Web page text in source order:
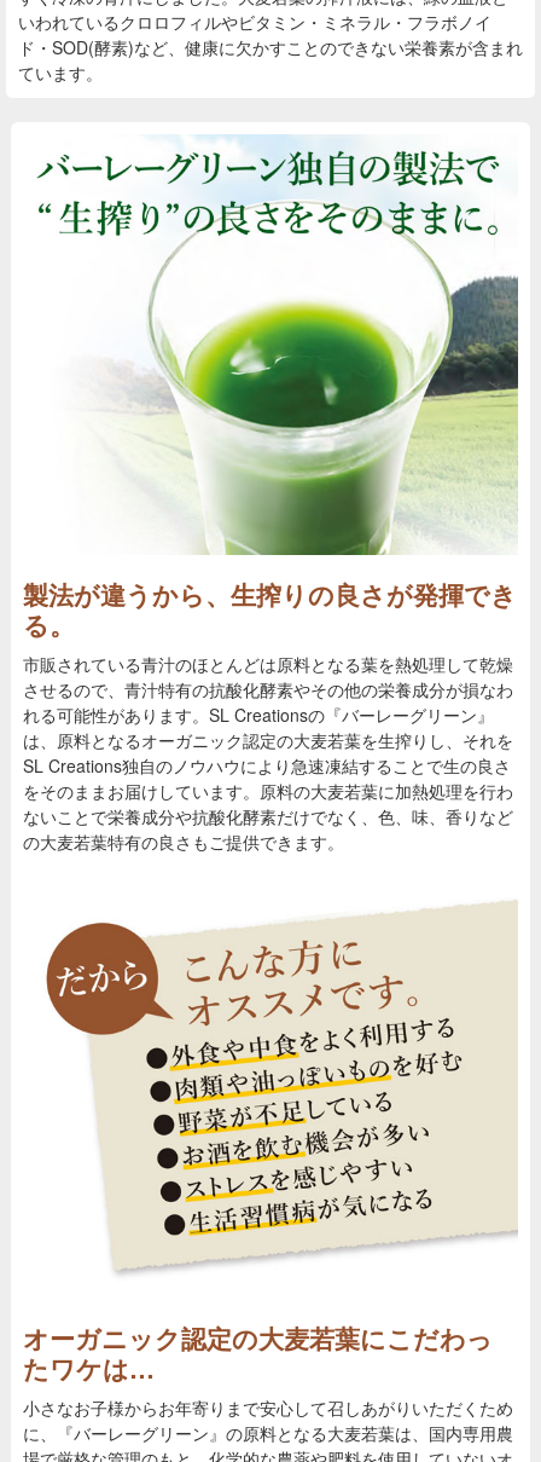
いわれているクロロフィルやビタミン・ミネラル・フラボノイ
ド・SOD(酵素)など、健康に欠かすことのできない栄養素が含まれ
ています。
製法が違うから、生搾りの良さが発揮でき
る。
市販されている青汁のほとんどは原料となる葉を熱処理して乾燥
させるので、青汁特有の抗酸化酵素やその他の栄養成分が損なわ
れる可能性があります。SL Creationsの『バーレーグリーン』
は、原料となるオーガニック認定の大麦若葉を生搾りし、それを
SL Creations独自のノウハウにより急速凍結することで生の良さ
をそのままお届けしています。原料の大麦若葉に加熱処理を行わ
ないことで栄養成分や抗酸化酵素だけでなく、色、味、香りなど
の大麦若葉特有の良さもご提供できます。
オーガニック認定の大麦若葉にこだわっ
たワケは…
小さなお子様からお年寄りまで安心して召しあがりいただくため
に、『バーレーグリーン』の原料となる大麦若葉は、国内専用農